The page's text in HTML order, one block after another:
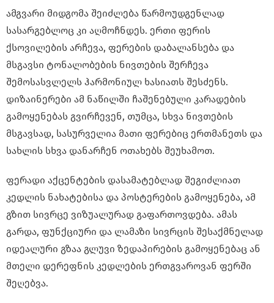
ამგვარი მიდგომა შეიძლება წარმოუდგენლად
სასარგებლოც კი აღმოჩნდეს. ერთი ფერის
ქსოვილების არჩევა, ფერების დაბალანსება და
მსგავსი ტონალობების ნივთების შერჩევა
შემოსასვლელს ჰარმონიულ ხასიათს შესძენს.
დიზაინერები ამ ნაწილში ჩაშენებული კარადების
გამოყენებას გვირჩევენ, თუმცა, სხვა ნივთების
მსგავსად, სასურველია მათი ფერებიც ერთმანეთს და
სახლის სხვა დანარჩენ ოთახებს შეუხამოთ.
ფერადი აქცენტების დასამატებლად შეგიძლიათ
კედლის ნახატებისა და პოსტერების გამოყენება, ამ
გზით სივრცე ვიზუალურად გაფართოვდება. ამას
გარდა, ფუნქციური და ლამაზი სივრცის შესაქმნელად
იდეალური გზაა გლუვი ზედაპირების გამოყენებაც ან
მთელი დერეფნის კედლების ერთგვაროვან ფერში
შეღებვა.